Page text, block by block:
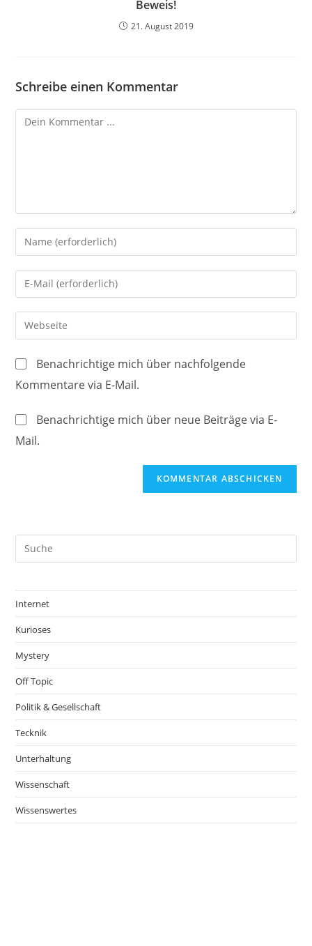
Beweis!
21. August 2019
Schreibe einen Kommentar
Kommentieren
Gib
deinen
Namen
oder
Benutzernamen
zum
ein
Gib
deine
E-
Mail-
zum
Kommentieren
Gib
deine
Website-
URL
ein
Benachrichtige mich über nachfolgende
Kommentare via E-Mail.
Benachrichtige mich über neue Beiträge via E-
Mail.
Internet
Kurioses
Mystery
Off Topic
Politik & Gesellschaft
Tecknik
Unterhaltung
Wissenschaft
Wissenswertes